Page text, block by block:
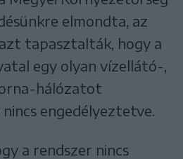
elmondta, az
tapasztalták, hogy a
egy olyan vízellátó-,
hálózatot
engedélyeztetve.
a rendszer nincs